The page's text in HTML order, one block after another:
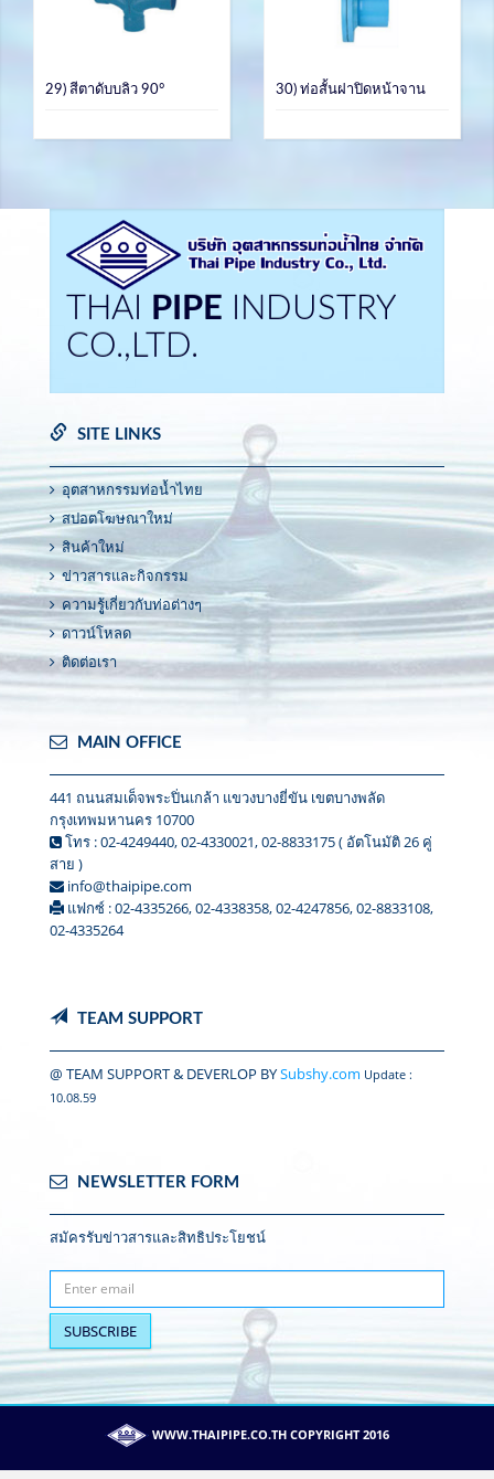
29) สีตาดับบลิว 90° 30) ท่อสั้นฝาปิดหน้าจาน
THAI PIPE
INDUSTRY
CO.,LTD.
SITE LINKS
อุตสาหกรรมท่อน้ำไทย
สปอตโฆษณาใหม่
สินค้าใหม่
ข่าวสารและกิจกรรม
ความรูู้เกี่ยวกับท่อต่างๆ
ดาวน์โหลด
ติดต่อเรา
MAIN OFFICE
441 ถนนสมเด็จพระปิ่นเกล้า แขวงบางยี่ขัน เขตบางพลัด
กรุงเทพมหานคร 10700
โทร : 02-4249440, 02-4330021, 02-8833175 ( อัตโนมัติ 26 คู่
สาย )
info@thaipipe.com
แฟกซ์ : 02-4335266, 02-4338358, 02-4247856, 02-8833108,
02-4335264
TEAM SUPPORT
@ TEAM SUPPORT & DEVERLOP BYSubshy.com Update :
10.08.59
NEWSLETTER FORM
สมัครรับข่าวสารและสิทธิประโยชน์
SUBSCRIBE
WWW.THAIPIPE.CO.TH COPYRIGHT 2016